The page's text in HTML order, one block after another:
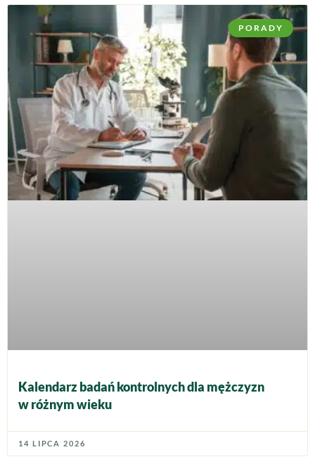
PORADY
Kalendarz badań kontrolnych dla mężczyzn
w różnym wieku
14 LIPCA 2026